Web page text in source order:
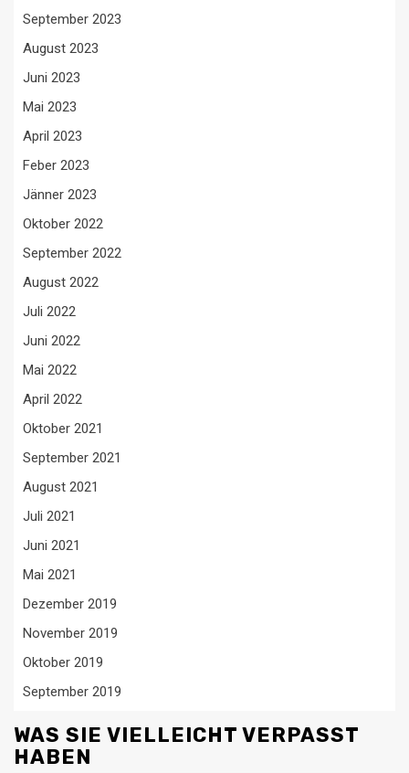
September 2023
August 2023
Juni 2023
Mai 2023
April 2023
Feber 2023
Jänner 2023
Oktober 2022
September 2022
August 2022
Juli 2022
Juni 2022
Mai 2022
April 2022
Oktober 2021
September 2021
August 2021
Juli 2021
Juni 2021
Mai 2021
Dezember 2019
November 2019
Oktober 2019
September 2019
WAS SIE VIELLEICHT VERPASST
HABEN